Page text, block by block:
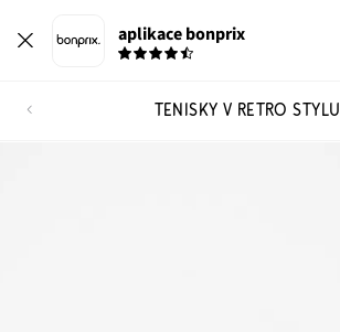
aplikace bonprix
TENISKY V RETRO STYLU